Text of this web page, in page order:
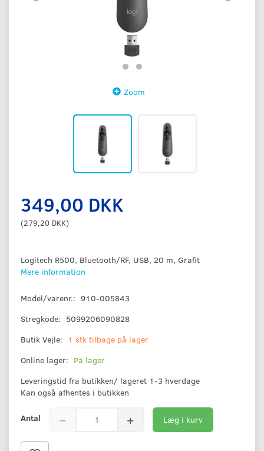
Zoom
349,00 DKK
(279,20 DKK)
Logitech R500, Bluetooth/RF, USB, 20 m, Grafit
Mere information
Model/varenr.: 910-005843
Stregkode: 5099206090828
Butik Vejle:
1 stk tilbage på lager
Online lager: På lager
Leveringstid fra butikken/ lageret 1-3 hverdage
Kan også afhentes i butikken
Antal Læg i kurv